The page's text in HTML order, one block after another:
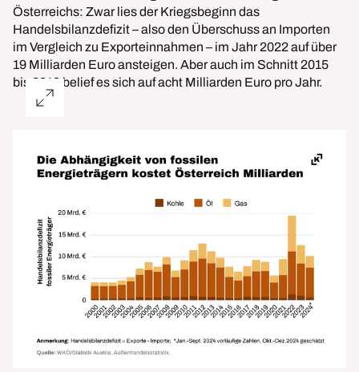
Österreichs: Zwar lies der Kriegsbeginn das
Handelsbilanzdefizit – also den Überschuss an Importen
im Vergleich zu Exporteinnahmen – im Jahr 2022 auf über
19 Milliarden Euro ansteigen. Aber auch im Schnitt 2015
bis 2019 belief es sich auf acht Milliarden Euro pro Jahr.